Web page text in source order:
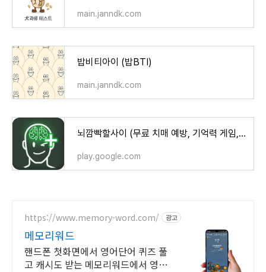
main.janndk.com
밥비티아이 (밥BTI)
main.janndk.com
뇌깜빡할사이 (무료 치매 예방, 기억력 게임, 뇌훈련) - Google Play 앱
play.google.com
https://www.memory-word.com/ 광고
메모리워드
핸드폰 첫화면에서 영어단어 퀴즈 풀
고 캐시도 받는 메모리워드에서 영어